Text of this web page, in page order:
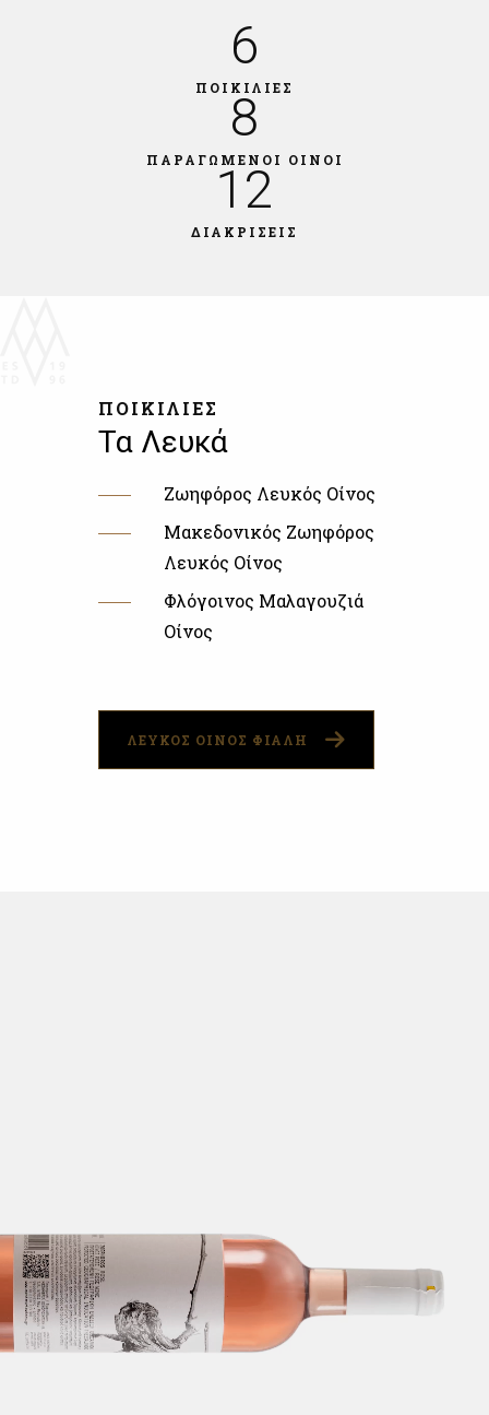
ΠΟΙΚΙΛΙΕΣ
Τα Λευκά
Ζωηφόρος Λευκός Οίνος
Μακεδονικός Ζωηφόρος
Λευκός Οίνος
Φλόγοινος Μαλαγουζιά
Οίνος
ΛΕΥΚΟΣ ΟΙΝΟΣ ΦΙΑΛΗ
6
ΠΟΙΚΙΛΙΕΣ
8
ΠΑΡΑΓΩΜΕΝΟΙ ΟΙΝΟΙ
12
ΔΙΑΚΡΙΣΕΙΣ